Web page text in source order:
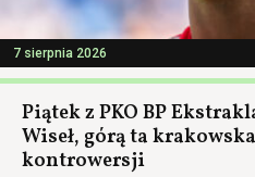
7 sierpnia 2026
Piątek z PKO BP
Wiseł, górą ta
kontrowersji